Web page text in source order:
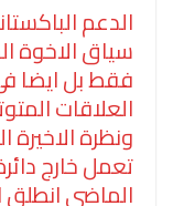
الدعم
سياق الاخوة
فقط بل ايضا
العلاقات
ونظرة
تعمل خارج
الماضي انطلق